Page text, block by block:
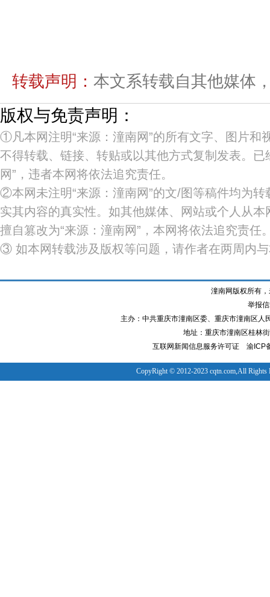
转载声明： 本文系转载自其他媒体
版权与免责声明：
①凡本网注明“来源：潼南网”的所有文字、图片和
不得转载、链接、转贴或以其他方式复制发表。
网”，违者本网将依法追究责任。
②本网未注明“来源：潼南网”的文/图等稿件均为
实其内容的真实性。如其他媒体、网站或个人从
擅自篡改为“来源：潼南网”，本网将依法追究责
③ 如本网转载涉及版权等问题，请作者在两周内
潼南网版权所有
举报
主办：中共重庆市潼南区委、重庆市潼南区
地址：重庆市潼南区桂林
互联网新闻信息服务许可证
渝ICP
CopyRight © 2012-2023 cqtn.com,All Rights